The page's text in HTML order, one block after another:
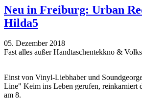
Neu in Freiburg: Urban
Hilda5
05. Dezember 2018
Fast alles außer Handtaschentekkno &
Einst von Vinyl-Liebhaber und
Line" Keim ins Leben gerufen, reinkarniert
am 8.